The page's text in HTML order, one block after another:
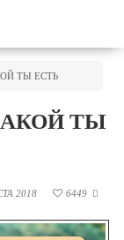
ТЫ ЕСТЬ
ТЫ
2018 6449 